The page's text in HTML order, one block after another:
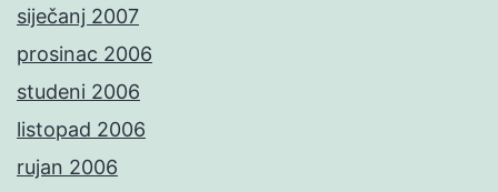
siječanj 2007
prosinac 2006
studeni 2006
listopad 2006
rujan 2006